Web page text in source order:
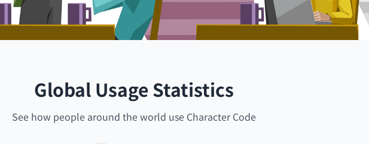
Global Usage Statistics
See how people around the world use Character Code